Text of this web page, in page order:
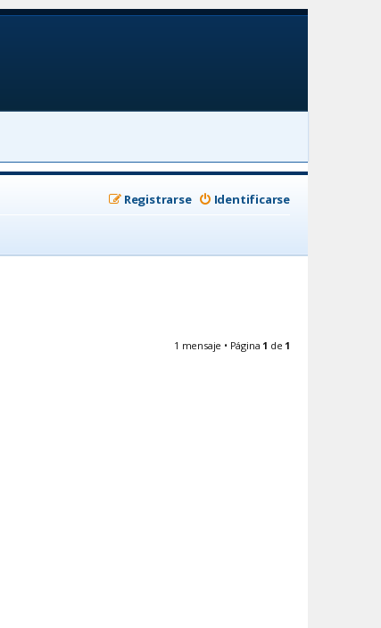
Identificarse
Registrarse
1 mensaje • Página 1 de 1